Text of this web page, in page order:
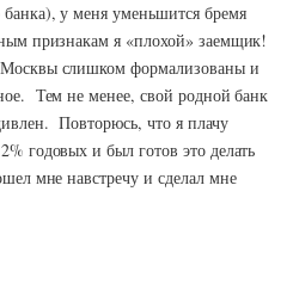
у меня уменьшится бремя
признакам я «плохой» заемщик!
слишком формализованы и
Тем не менее, свой родной банк
Повторюсь, что я плачу
годовых и был готов это делать
мне навстречу и сделал мне